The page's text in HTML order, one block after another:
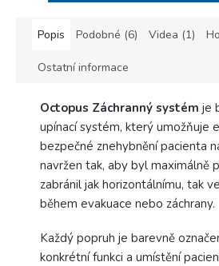
Popis Podobné (6) Videa (1)
Ostatní informace
Octopus Záchranný systém je
upínací systém, který umožňuje
bezpečné znehybnění pacienta
navržen tak, aby byl maximálně
zabránil jak horizontálnímu, tak
během evakuace nebo záchrany.
Každý popruh je barevně
konkrétní funkci a umístění